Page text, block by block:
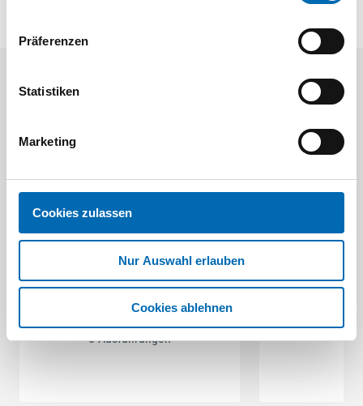
Präferenzen
Statistiken
Marketing
Cookies zulassen
Nur Auswahl erlauben
Cookies ablehnen
Aktuelle Angebote
8 Ausführungen